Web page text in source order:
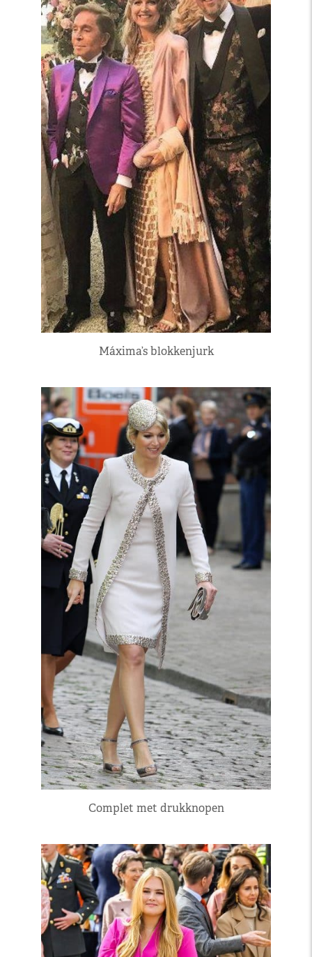
Máxima’s blokkenjurk
Complet met drukknopen